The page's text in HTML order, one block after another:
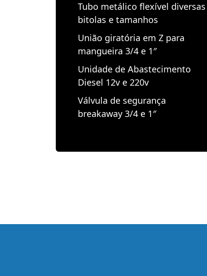
Tubo metálico flexível diversas
bitolas e tamanhos
União giratória em Z para
mangueira 3/4 e 1″
Unidade de Abastecimento
Diesel 12v e 220v
Válvula de segurança
breakaway 3/4 e 1″